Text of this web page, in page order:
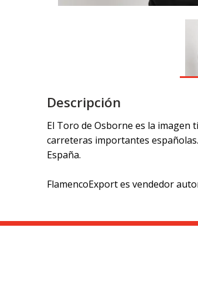
Descripción
El Toro de Osborne es la imagen
carreteras importantes
España.
FlamencoExport es vendedor